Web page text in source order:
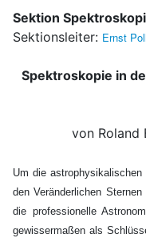
Sektion
Sektionsleiter: Ernst
Spektroskopie in
von Roland
Um die
den Veränderlichen
die professionelle
gewissermaßen als